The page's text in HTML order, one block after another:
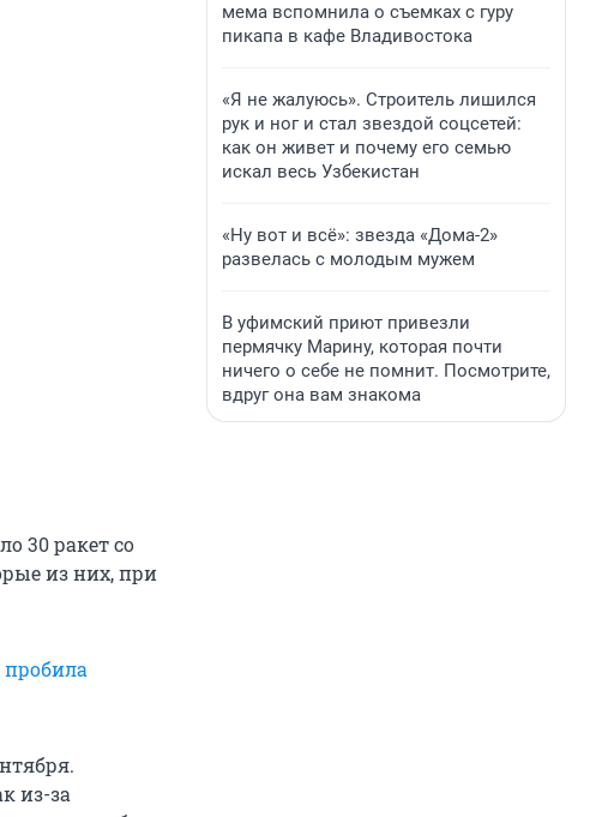
30 ракет со
из них, при
пробила
из-за
мема вспомнила о съемках с гуру
пикапа в кафе Владивостока
«Я не жалуюсь». Строитель лишился
рук и ног и стал звездой соцсетей:
как он живет и почему его семью
искал весь Узбекистан
«Ну вот и всё»: звезда «Дома-2»
развелась с молодым мужем
В уфимский приют привезли
пермячку Марину, которая почти
ничего о себе не помнит. Посмотрите,
вдруг она вам знакома